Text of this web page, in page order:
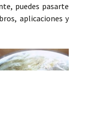
puedes pasarte
aplicaciones y